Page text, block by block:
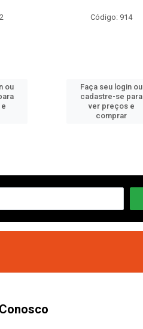
ou
Código: 914
Faça seu login ou
cadastre-se para
ver preços e
comprar